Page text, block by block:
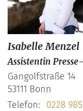
IsabelleMenzel
Assistentin
Gangolfstraße 14
53111 Bonn
Telefon:
0228